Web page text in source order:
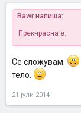
Rawr напиша:
Прекнрасна е.
Се сложувам.
тело.
21 јули 2014